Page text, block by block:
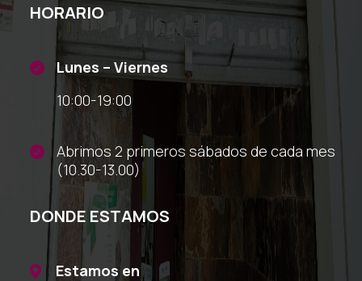
HORARIO

Lunes – Viernes
10:00-19:00

Abrimos 2 primeros sábados de cada mes
(10.30-13.00)
DONDE ESTAMOS

Estamos en